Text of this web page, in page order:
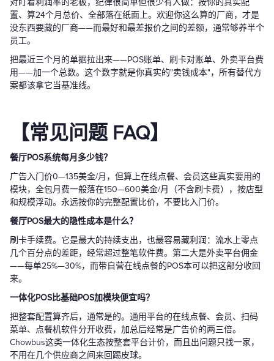
置、算24个月总价、全部落在纸面上。欢迎你这么算的厂商，才是
没东西要藏的厂商——而最好和最差报价之间的差额，通常够养半个
员工。
把最近三个月的单据拉出来——POS账单、刷卡对账单、外卖平台费
用——加一个总数。这个数字就是你真实的"卖钱成本"，所有替代方
案都该拿它当基准线。
【常见问题 FAQ】
餐厅POS系统每月多少钱？
广告入门价0—135美金/月，但算上在线点餐、会员这些真实要用的
模块，全包月费一般落在150—600美金/月（不含刷卡费），按店型
和规模浮动。永远按你的完整配置比价，不要比入门价。
餐厅POS最大的隐性成本是什么？
刷卡手续费。它是最大的持续支出，也最容易藏利润：流水上零点
几个百分点的差距，经常超过整笔软件费。第二大是外卖平台佣金
——每单25%—30%，而带自营在线点餐的POS本可以把这部分收回
来。
一体化POS比基础POS加模块便宜吗？
把整套配置算齐后，通常是的。通用平台的在线点餐、会员、扫码
菜单、点餐机软件分开收费，加总后经常是广告价的两三倍。
Chowbus这类一体化生态按整套平台计价，而且出问题只找一家，
不用在几个供应商之间来回踢皮球。